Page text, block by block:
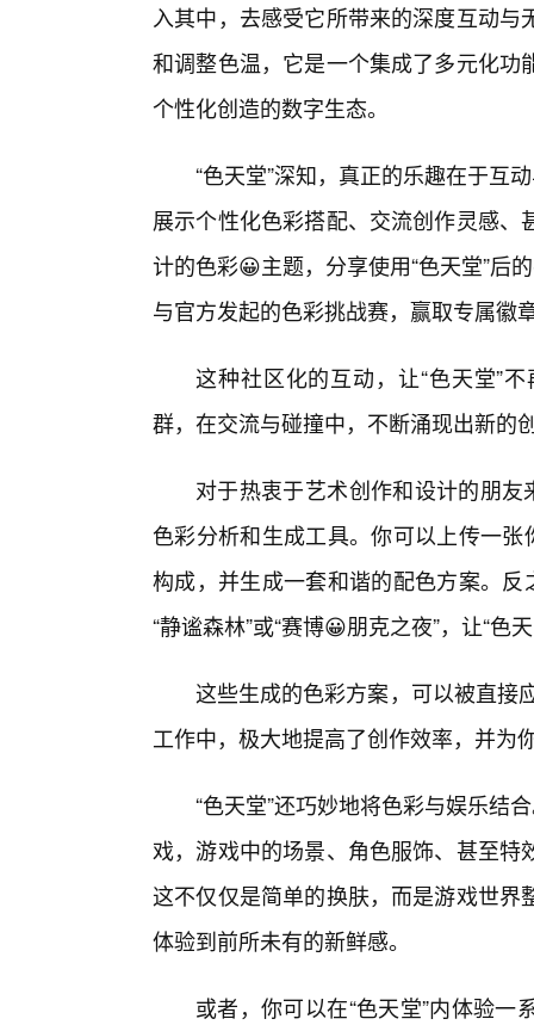
入其中，去感受它所带来的深度互动
和调整色温，它是一个集成了多元化
个性化创造的数字生态。
“色天堂”深知，真正的乐趣在于互
展示个性化色彩搭配、交流创作灵感
计的色彩😀主题，分享使用“色天堂”后
与官方发起的色彩挑战赛，赢取专属徽
这种社区化的互动，让“色天堂”
群，在交流与碰撞中，不断涌现出新的
对于热衷于艺术创作和设计的朋友
色彩分析和生成工具。你可以上传一
构成，并生成一套和谐的配色方案。
“静谧森林”或“赛博😀朋克之夜”，让“
这些生成的色彩方案，可以被直接
工作中，极大地提高了创作效率，并为
“色天堂”还巧妙地将色彩与娱乐结
戏，游戏中的场景、角色服饰、甚至
这不仅仅是简单的换肤，而是游戏世
体验到前所未有的新鲜感。
或者，你可以在“色天堂”内体验